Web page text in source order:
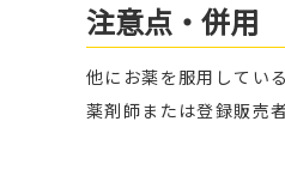
注意点・併用
他にお薬を服用してい
薬剤師または登録販売